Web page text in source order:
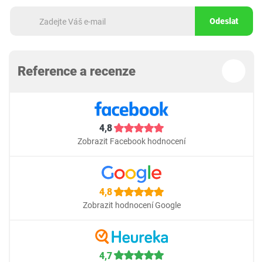
Odeslat
Reference a recenze
4,8
Zobrazit Facebook hodnocení
4,8
Zobrazit hodnocení Google
4,7